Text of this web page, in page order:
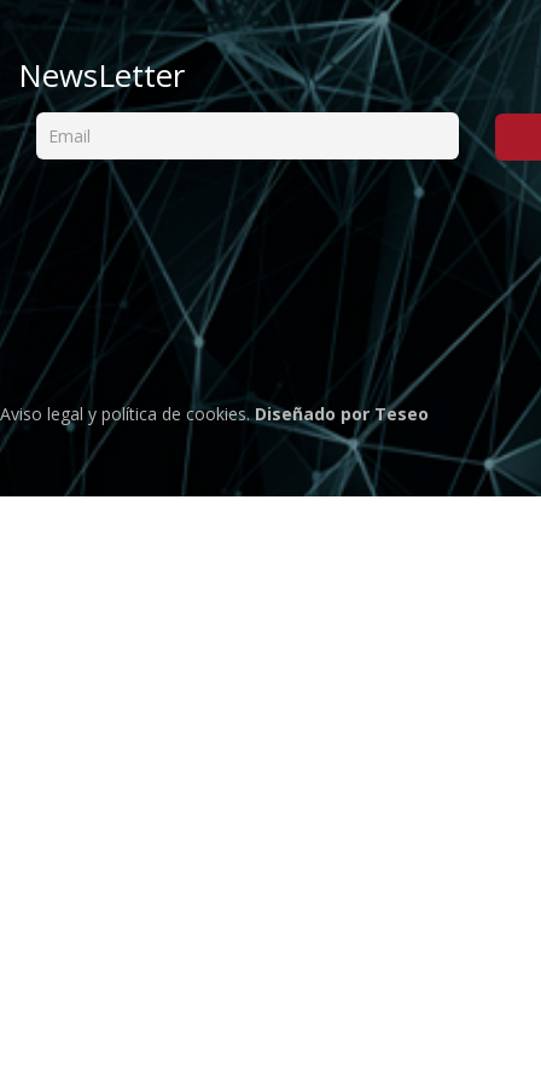
NewsLetter
Aviso legal y política de cookies.Diseñado por Teseo